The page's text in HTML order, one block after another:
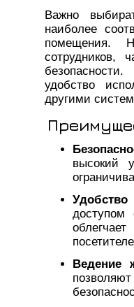
Важно
наиболее
помещения.
сотрудников,
удобство
другими
высокий
Удобство
доступом
Ведение